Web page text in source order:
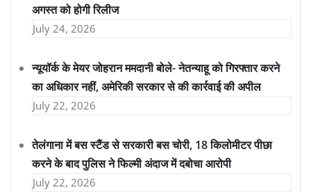
अगस्त को होगी रिलीज
July 24, 2026
न्यूयॉर्क के मेयर जोहरान ममदानी बोले- नेतन्याहू को गिरफ्तार करने
का अधिकार नहीं, अमेरिकी सरकार से की कार्रवाई की अपील
July 22, 2026
तेलंगाना में बस स्टैंड से सरकारी बस चोरी, 18 किलोमीटर पीछा
करने के बाद पुलिस ने फिल्मी अंदाज में दबोचा आरोपी
July 22, 2026